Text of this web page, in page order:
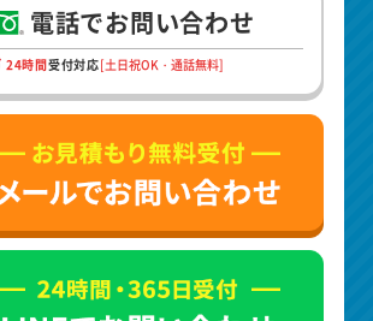
電話でお問い合わせ
24時間受付対応[土日祝OK・通話無料]